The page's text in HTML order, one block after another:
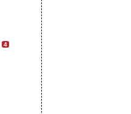
4